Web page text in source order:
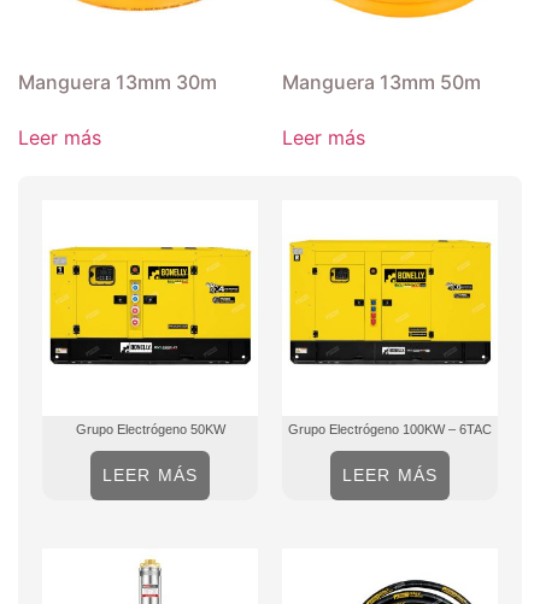
Manguera 13mm 30m
Leer más
Manguera 13mm 50m
Leer más
Grupo Electrógeno 50KW
LEER MÁS
Grupo Electrógeno 100KW – 6TAC
LEER MÁS